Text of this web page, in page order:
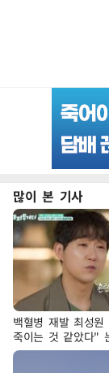
많이 본 기사
백혈병 재발 최성
죽이는 것 같았다"